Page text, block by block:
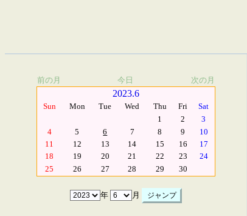
前の月 今日 次の月
2023.6
Sun Mon Tue Wed Thu Fri
Sat
1
2
3
4
5 6 7 8 9
10
11
12 13 14 15 16
17
18
19 20 21 22 23
24
25
26 27 28 29 30
年 月